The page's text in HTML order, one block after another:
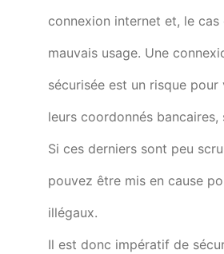
connexion internet et, le cas
mauvais usage. Une
sécurisée est un risque
leurs coordonnés bancaires,
Si ces derniers sont peu
pouvez être mis en cause
illégaux.
Il est donc impératif de